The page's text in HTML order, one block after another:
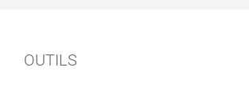
OUTILS